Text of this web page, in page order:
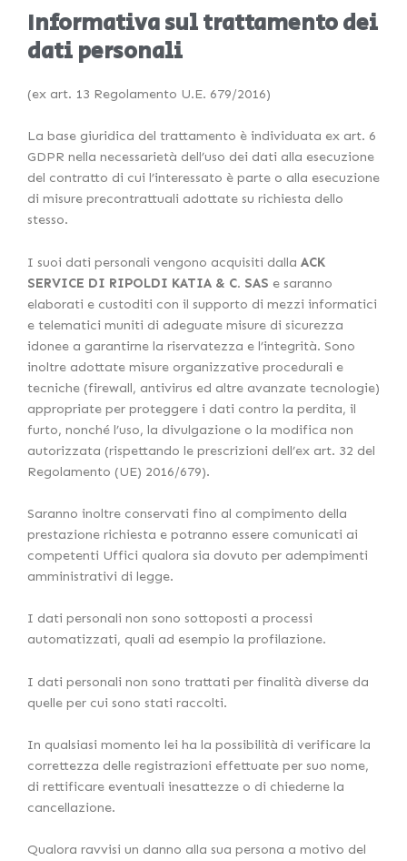
Informativa sul trattamento dei
dati personali
(ex art. 13 Regolamento U.E. 679/2016)
La base giuridica del trattamento è individuata ex art. 6
GDPR nella necessarietà dell’uso dei dati alla esecuzione
del contratto di cui l’interessato è parte o alla esecuzione
di misure precontrattuali adottate su richiesta dello
stesso.
I suoi dati personali vengono acquisiti dalla ACK
SERVICE DI RIPOLDI KATIA & C. SAS e saranno
elaborati e custoditi con il supporto di mezzi informatici
e telematici muniti di adeguate misure di sicurezza
idonee a garantirne la riservatezza e l’integrità. Sono
inoltre adottate misure organizzative procedurali e
tecniche (firewall, antivirus ed altre avanzate tecnologie)
appropriate per proteggere i dati contro la perdita, il
furto, nonché l’uso, la divulgazione o la modifica non
autorizzata (rispettando le prescrizioni dell’ex art. 32 del
Regolamento (UE) 2016/679).
Saranno inoltre conservati fino al compimento della
prestazione richiesta e potranno essere comunicati ai
competenti Uffici qualora sia dovuto per adempimenti
amministrativi di legge.
I dati personali non sono sottoposti a processi
automatizzati, quali ad esempio la profilazione.
I dati personali non sono trattati per finalità diverse da
quelle per cui sono stati raccolti.
In qualsiasi momento lei ha la possibilità di verificare la
correttezza delle registrazioni effettuate per suo nome,
di rettificare eventuali inesattezze o di chiederne la
cancellazione.
Qualora ravvisi un danno alla sua persona a motivo del